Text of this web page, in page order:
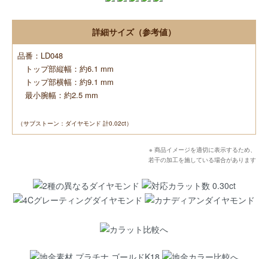
詳細サイズ（参考値）
品番：LD048
トップ部縦幅：約6.1 mm
トップ部横幅：約9.1 mm
最小腕幅：約2.5 mm
（サブストーン：ダイヤモンド 計0.02ct）
※ 商品イメージを適切に表示するため、
若干の加工を施している場合があります